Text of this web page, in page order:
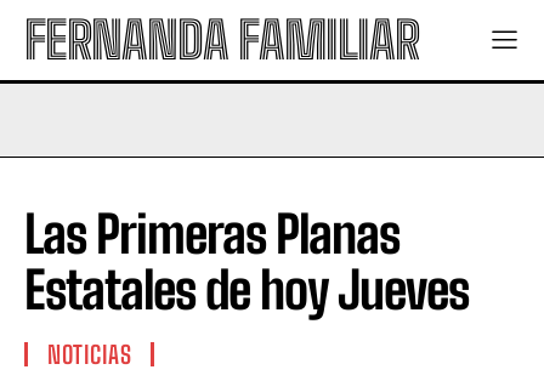
FERNANDA FAMILIAR
Las Primeras Planas
Estatales de hoy Jueves
NOTICIAS